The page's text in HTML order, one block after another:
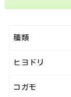
種類
ヒヨドリ
コガモ